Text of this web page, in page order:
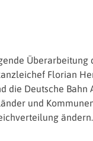
Überarbeitung
Florian
die Deutsche Bahn
und
ändern.